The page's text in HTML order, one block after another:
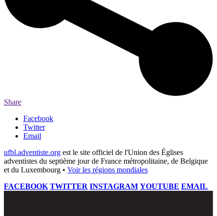
Share
Facebook
Twitter
Email
ufbl.adventiste.org est le site officiel de l'Union des Églises
adventistes du septième jour de France métropolitaine, de Belgique
et du Luxembourg • Voir les régions mondiales
FACEBOOK TWITTER INSTAGRAM YOUTUBE EMAIL